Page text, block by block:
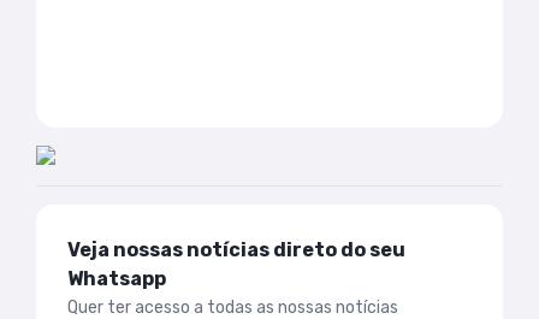
Veja nossas notícias direto do seu
Whatsapp
Quer ter acesso a todas as nossas notícias